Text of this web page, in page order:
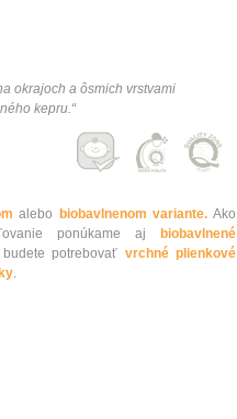
okrajoch a ôsmich vrstvami
kepru.“
alebo biobavlnenom variante. Ako
ponúkame aj
biobavlnené
potrebovať vrchné plienkové
.